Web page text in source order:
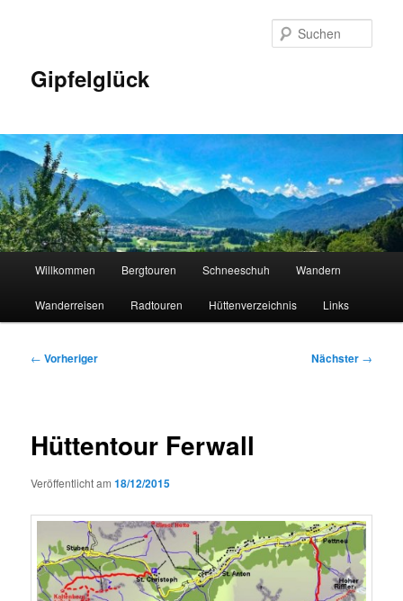
Gipfelglück
Willkommen Bergtouren Schneeschuh Wandern
Wanderreisen Radtouren Hüttenverzeichnis Links
Beitragsnavigation
← Vorheriger Nächster →
Hüttentour Ferwall
Veröffentlicht am18/12/2015